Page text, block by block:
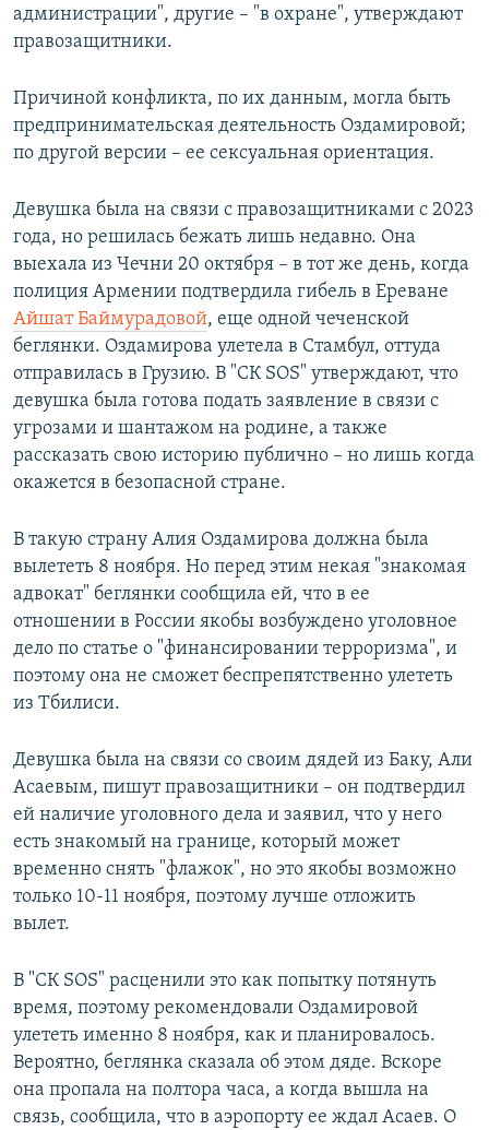
администрации", другие – "в охране", утверждают
правозащитники.
Причиной конфликта, по их данным, могла быть
предпринимательская деятельность Оздамировой;
по другой версии – ее сексуальная ориентация.
Девушка была на связи с правозащитниками с 2023
года, но решилась бежать лишь недавно. Она
выехала из Чечни 20 октября – в тот же день, когда
полиция Армении подтвердила гибель в Ереване
Айшат Баймурадовой, еще одной чеченской
беглянки. Оздамирова улетела в Стамбул, оттуда
отправилась в Грузию. В "СК SOS" утверждают, что
девушка была готова подать заявление в связи с
угрозами и шантажом на родине, а также
рассказать свою историю публично – но лишь когда
окажется в безопасной стране.
В такую страну Алия Оздамирова должна была
вылететь 8 ноября. Но перед этим некая "знакомая
адвокат" беглянки сообщила ей, что в ее
отношении в России якобы возбуждено уголовное
дело по статье о "финансировании терроризма", и
поэтому она не сможет беспрепятственно улететь
из Тбилиси.
Девушка была на связи со своим дядей из Баку, Али
Асаевым, пишут правозащитники – он подтвердил
ей наличие уголовного дела и заявил, что у него
есть знакомый на границе, который может
временно снять "флажок", но это якобы возможно
только 10-11 ноября, поэтому лучше отложить
вылет.
В "СК SOS" расценили это как попытку потянуть
время, поэтому рекомендовали Оздамировой
улететь именно 8 ноября, как и планировалось.
Вероятно, беглянка сказала об этом дяде. Вскоре
она пропала на полтора часа, а когда вышла на
связь, сообщила, что в аэропорту ее ждал Асаев. О